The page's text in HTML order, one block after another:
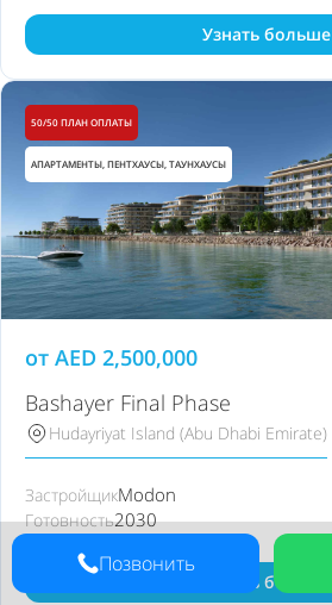
Узнать больше
50/50 ПЛАН ОПЛАТЫ
АПАРТАМЕНТЫ, ПЕНТХАУСЫ, ТАУНХАУСЫ
от AED 2,500,000
Bashayer Final Phase
Hudayriyat Island (Abu Dhabi Emirate)
ЗастройщикModon
Готовность2030
Узнать больше
Позвонить